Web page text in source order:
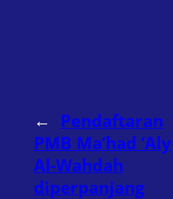
← Pendaftaran
PMB Ma’had ‘Aly
Al-Wahdah
diperpanjang